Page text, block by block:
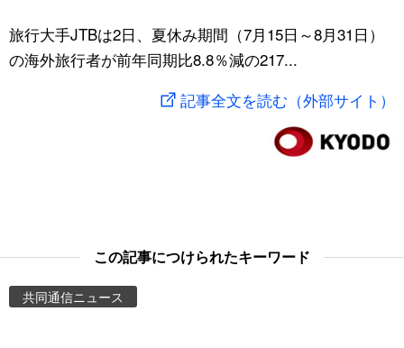
文化
動画/Live
People
スポーツ・東京2020
旅行大手JTBは2日、夏休み期間（7月15日～8月31日）
の海外旅行者が前年同期比8.8％減の217...
記事全文を読む（外部サイト）
この記事につけられたキーワード
共同通信ニュース